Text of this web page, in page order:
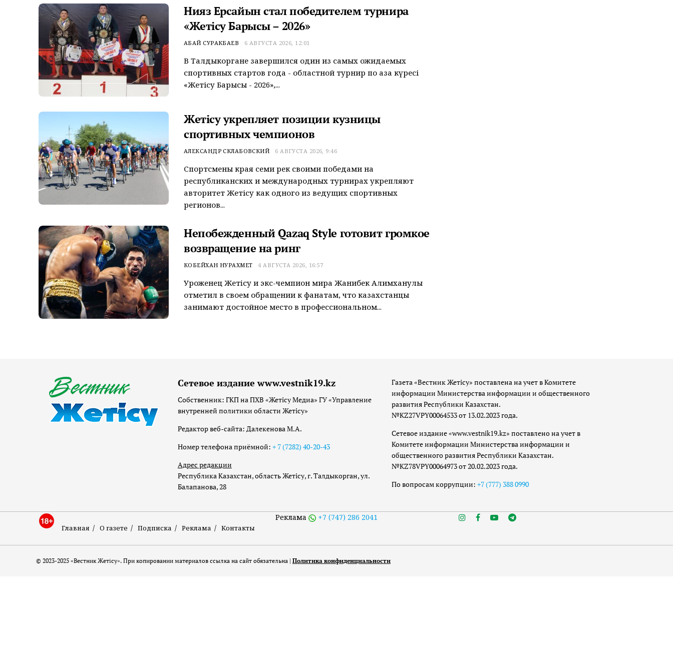
Нияз Ерсайын стал победителем турнира
«Жетісу Барысы – 2026»
АБАЙ СУРАКБАЕВ 6 АВГУСТА 2026, 12:01
В Талдыкоргане завершился один из самых ожидаемых
спортивных стартов года - областной турнир по қазақ күресі
«Жетісу Барысы - 2026»,...
Жетісу укрепляет позиции кузницы
спортивных чемпионов
АЛЕКСАНДР СКЛАБОВСКИЙ 6 АВГУСТА 2026, 9:46
Спортсмены края семи рек своими победами на
республиканских и международных турнирах укрепляют
авторитет Жетісу как одного из ведущих спортивных
регионов...
Непобежденный Qazaq Style готовит громкое
возвращение на ринг
КОБЕЙХАН НУРАХМЕТ 4 АВГУСТА 2026, 16:57
Уроженец Жетiсу и экс-чемпион мира Жанибек Алимханулы
отметил в своем обращении к фанатам, что казахстанцы
занимают достойное место в профессиональном...
Сетевое издание www.vestnik19.kz
Собственник: ГКП на ПХВ «Жетісу Медиа» ГУ «Управление
внутренней политики области Жетісу»
Редактор веб-сайта: Далекенова М.А.
Номер телефона приёмной: + 7 (7282) 40-20-43
Адрес редакции
Республика Казахстан, область Жетісу, г. Талдыкорган, ул.
Балапанова, 28
Газета «Вестник Жетісу» поставлена на учет в Комитете
информации Министерства информации и общественного
развития Республики Казахстан.
№KZ27VPY00064533 от 13.02.2023 года.
Сетевое издание «www.vestnik19.kz» поставлено на учет в
Комитете информации Министерства информации и
общественного развития Республики Казахстан.
№KZ78VPY00064973 от 20.02.2023 года.
По вопросам коррупции: +7 (777) 388 0990
Главная О газете Подписка Реклама Контакты
Реклама +7 (747) 286 2041
© 2023-2025 «Вестник Жетісу». При копировании материалов ссылка на сайт обязательна | Политика конфиденциальности